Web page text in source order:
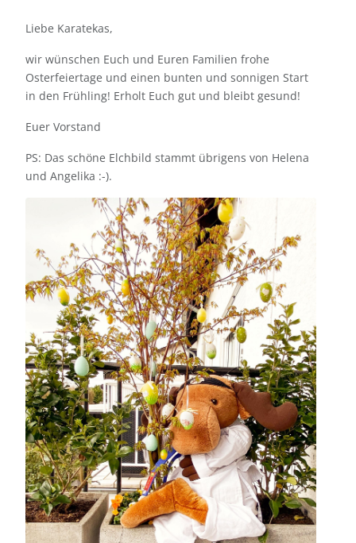
Liebe Karatekas,
wir wünschen Euch und Euren Familien frohe
Osterfeiertage und einen bunten und sonnigen Start
in den Frühling! Erholt Euch gut und bleibt gesund!
Euer Vorstand
PS: Das schöne Elchbild stammt übrigens von Helena
und Angelika :-).